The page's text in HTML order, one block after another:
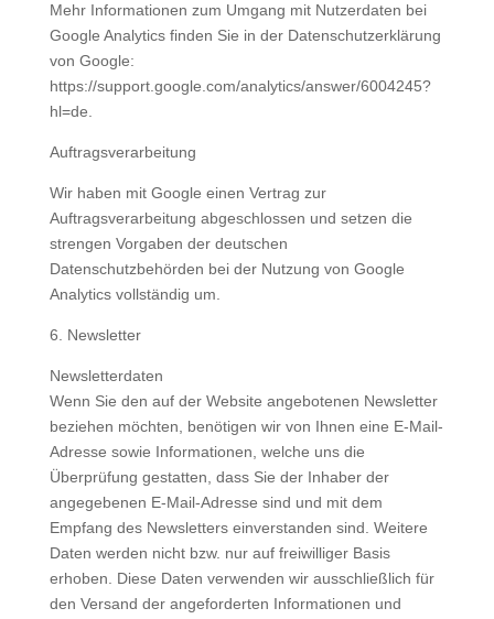
Mehr Informationen zum Umgang mit Nutzerdaten bei
Google Analytics finden Sie in der Datenschutzerklärung
von Google:
https://support.google.com/analytics/answer/6004245?
hl=de.
Auftragsverarbeitung
Wir haben mit Google einen Vertrag zur
Auftragsverarbeitung abgeschlossen und setzen die
strengen Vorgaben der deutschen
Datenschutzbehörden bei der Nutzung von Google
Analytics vollständig um.
6. Newsletter
Newsletterdaten
Wenn Sie den auf der Website angebotenen Newsletter
beziehen möchten, benötigen wir von Ihnen eine E-Mail-
Adresse sowie Informationen, welche uns die
Überprüfung gestatten, dass Sie der Inhaber der
angegebenen E-Mail-Adresse sind und mit dem
Empfang des Newsletters einverstanden sind. Weitere
Daten werden nicht bzw. nur auf freiwilliger Basis
erhoben. Diese Daten verwenden wir ausschließlich für
den Versand der angeforderten Informationen und